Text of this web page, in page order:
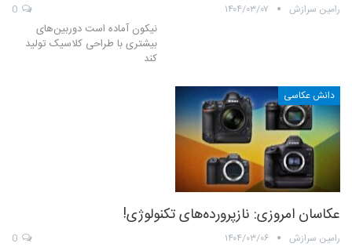
رامین سرازش ۱۴۰۴/۰۳/۰۷
نیکون آماده است دوربین‌های
بیشتری با طراحی کلاسیک تولید
کند
دانش عکاسی
عکاسان امروزی: نازپرورده‌های تکنولوژی!
رامین سرازش ۱۴۰۴/۰۳/۰۶